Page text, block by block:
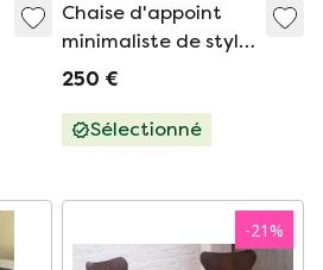
Chaise d'appoint
minimaliste de style
scandinave vintage,
Jacobsen pour Fritz
250 €
Sélectionné
-21%